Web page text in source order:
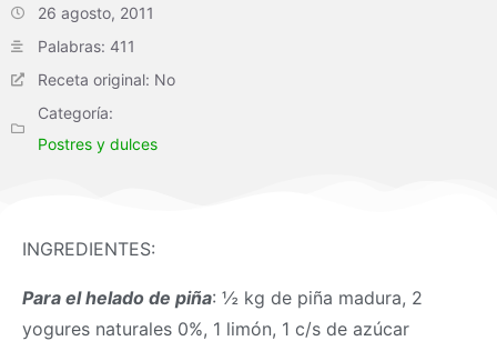
26 agosto, 2011
Palabras: 411
Receta original: No
Categoría:
Postres y dulces
INGREDIENTES:
Para el helado de piña: ½ kg de piña madura, 2
yogures naturales 0%, 1 limón, 1 c/s de azúcar